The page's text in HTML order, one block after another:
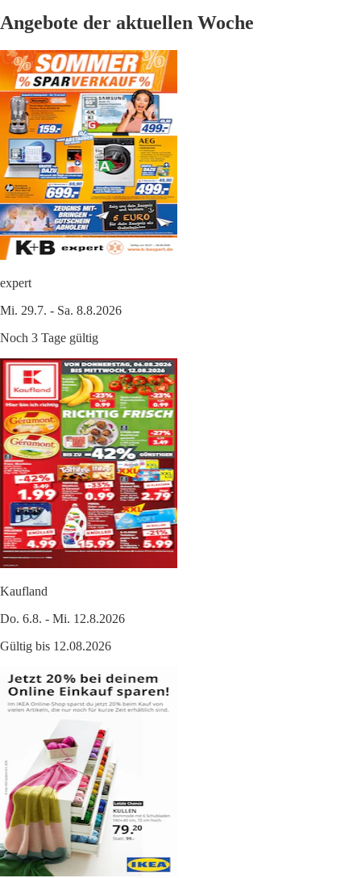
Angebote der aktuellen Woche
expert
Mi. 29.7. - Sa. 8.8.2026
Noch 3 Tage gültig
Kaufland
Do. 6.8. - Mi. 12.8.2026
Gültig bis 12.08.2026